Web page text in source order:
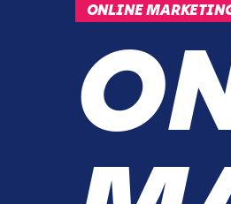
ONLINE